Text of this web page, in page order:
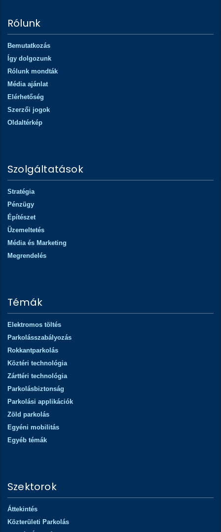
Rólunk
Bemutatkozás
Így dolgozunk
Rólunk mondták
Média ajánlat
Elérhetőség
Szerzői jogok
Oldaltérkép
Szolgáltatások
Stratégia
Pénzügy
Építészet
Üzemeltetés
Média és Marketing
Megrendelés
Témák
Elektromos töltés
Parkolásszabályozás
Rokkantparkolás
Köztéri technológia
Zárttéri technológia
Parkolásbiztonság
Parkolási applikációk
Zöld parkolás
Egyéni mobilitás
Egyéb témák
Szektorok
Áttekintés
Közterületi Parkolás